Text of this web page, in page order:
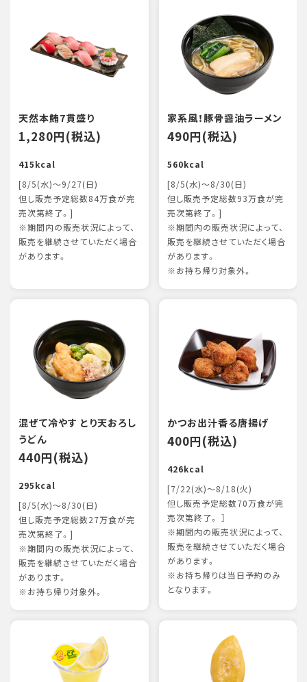
天然本鮪7貫盛り
1,280円(税込)
415kcal
[8/5(水)～9/27(日)
但し販売予定総数84万食が完
売次第終了。]
※期間内の販売状況によって、
販売を継続させていただく場合
があります。
家系風！豚骨醤油ラーメン
490円(税込)
560kcal
[8/5(水)～8/30(日)
但し販売予定総数93万食が完
売次第終了。]
※期間内の販売状況によって、
販売を継続させていただく場合
があります。
※お持ち帰り対象外。
混ぜて冷やす とり天おろし
うどん
440円(税込)
295kcal
[8/5(水)～8/30(日)
但し販売予定総数27万食が完
売次第終了。]
※期間内の販売状況によって、
販売を継続させていただく場合
があります。
※お持ち帰り対象外。
かつお出汁香る唐揚げ
400円(税込)
426kcal
[7/22(水)～8/18(火)
但し販売予定総数70万食が完
売次第終了。 ］
※期間内の販売状況によって、
販売を継続させていただく場合
があります。
※お持ち帰りは当日予約のみ
となります。